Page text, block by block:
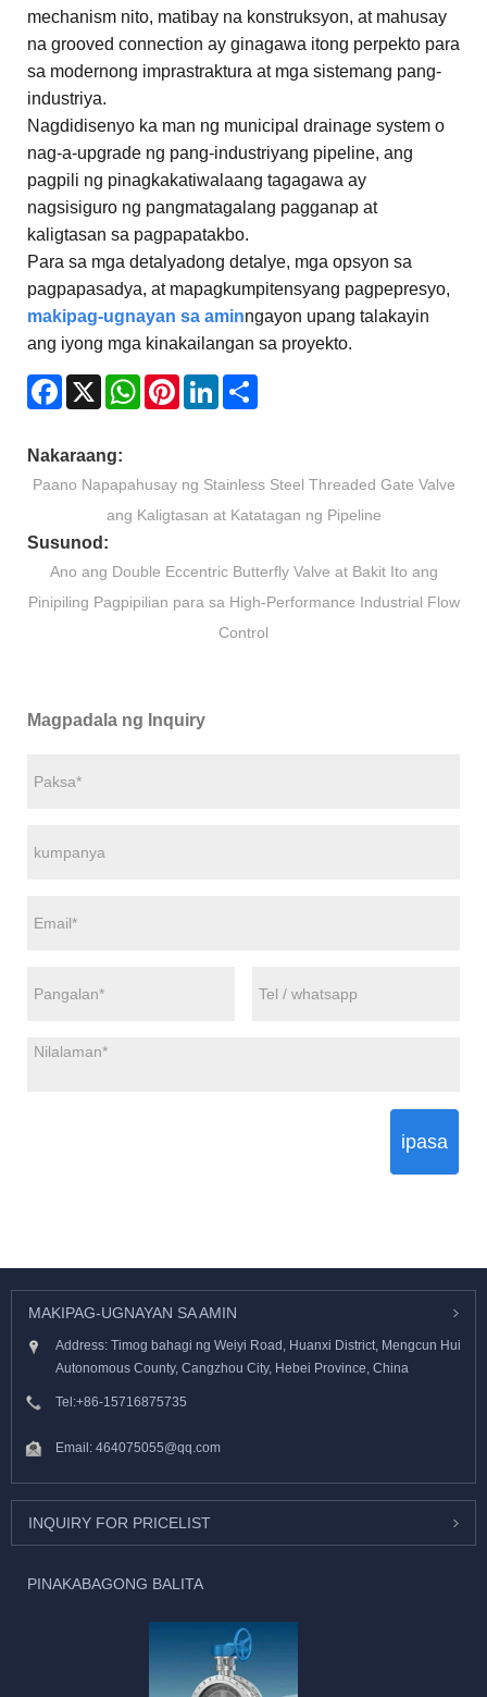
mechanism nito, matibay na konstruksyon, at mahusay
na grooved connection ay ginagawa itong perpekto para
sa modernong imprastraktura at mga sistemang pang-
industriya.
Nagdidisenyo ka man ng municipal drainage system o
nag-a-upgrade ng pang-industriyang pipeline, ang
pagpili ng pinagkakatiwalaang tagagawa ay
nagsisiguro ng pangmatagalang pagganap at
kaligtasan sa pagpapatakbo.
Para sa mga detalyadong detalye, mga opsyon sa
pagpapasadya, at mapagkumpitensyang pagpepresyo,
makipag-ugnayan sa aminngayon upang talakayin
ang iyong mga kinakailangan sa proyekto.
Facebook
X WhatsAppPinterestLinkedIn
Nakaraang:
Paano Napapahusay ng Stainless Steel Threaded Gate Valve
ang Kaligtasan at Katatagan ng Pipeline
Susunod:
Ano ang Double Eccentric Butterfly Valve at Bakit Ito ang
Pinipiling Pagpipilian para sa High-Performance Industrial Flow
Control
Magpadala ng Inquiry
ipasa
MAKIPAG-UGNAYAN SA AMIN
Address: Timog bahagi ng Weiyi Road, Huanxi District, Mengcun Hui
Autonomous County, Cangzhou City, Hebei Province, China
Tel:+86-15716875735
Email: 464075055@qq.com
INQUIRY FOR PRICELIST
PINAKABAGONG BALITA